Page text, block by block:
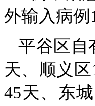
外输入病
平谷区自
天、顺义
45天、东